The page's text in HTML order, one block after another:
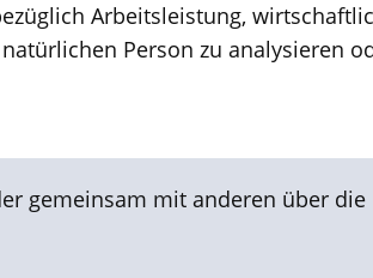
Arbeitsleistung,
Person zu analysieren
gemeinsam mit anderen über die